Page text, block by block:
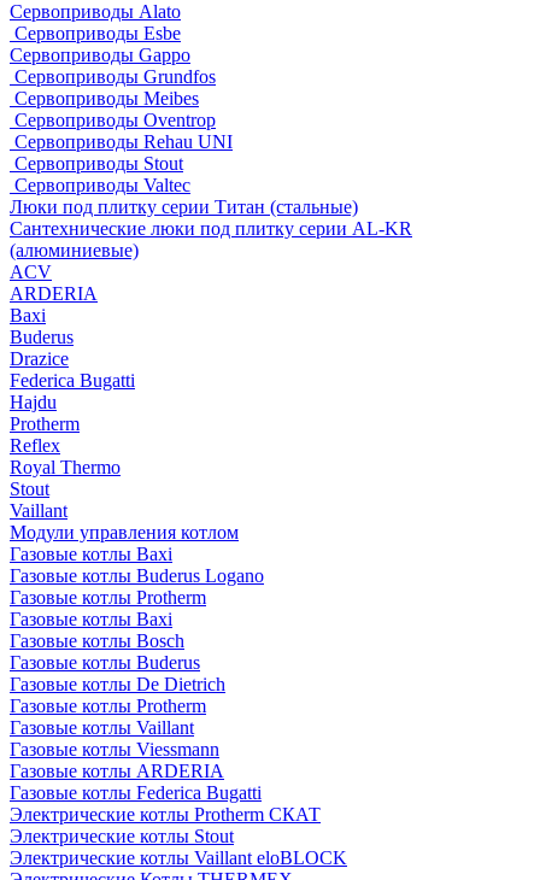
Сервоприводы Alato
Сервоприводы Esbe
Сервоприводы Gappo
Сервоприводы Grundfos
Сервоприводы Meibes
Сервоприводы Oventrop
Сервоприводы Rehau UNI
Сервоприводы Stout
Сервоприводы Valtec
Люки под плитку серии Титан (стальные)
Сантехнические люки под плитку серии AL-KR
(алюминиевые)
ACV
ARDERIA
Baxi
Buderus
Drazice
Federica Bugatti
Hajdu
Protherm
Reflex
Royal Thermo
Stout
Vaillant
Модули управления котлом
Газовые котлы Baxi
Газовые котлы Buderus Logano
Газовые котлы Protherm
Газовые котлы Baxi
Газовые котлы Bosch
Газовые котлы Buderus
Газовые котлы De Dietrich
Газовые котлы Protherm
Газовые котлы Vaillant
Газовые котлы Viessmann
Газовые котлы ARDERIA
Газовые котлы Federica Bugatti
Электрические котлы Protherm СКАТ
Электрические котлы Stout
Электрические котлы Vaillant eloBLOCK